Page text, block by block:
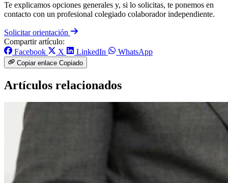
Te explicamos opciones generales y, si lo solicitas, te ponemos en
contacto con un profesional colegiado colaborador independiente.
Solicitar orientación
Compartir artículo:
Facebook
X LinkedIn WhatsApp
Copiar enlace Copiado
Artículos relacionados